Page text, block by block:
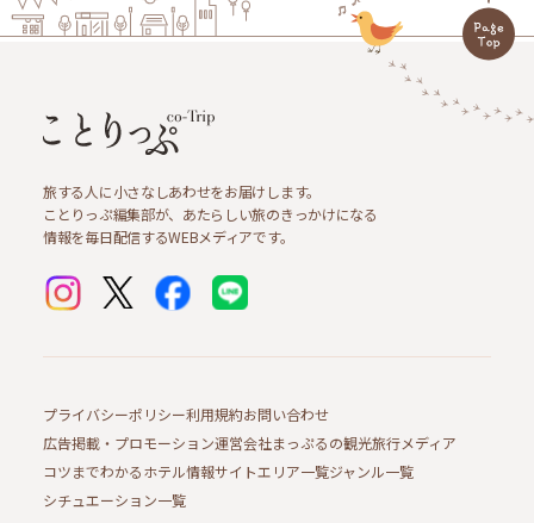
旅する人に小さなしあわせをお届けします。
ことりっぷ編集部が、あたらしい旅のきっかけになる
情報を毎日配信するWEBメディアです。
プライバシーポリシー利用規約お問い合わせ
広告掲載・プロモーション運営会社まっぷるの観光旅行メディア
コツまでわかるホテル情報サイトエリア一覧ジャンル一覧
シチュエーション一覧